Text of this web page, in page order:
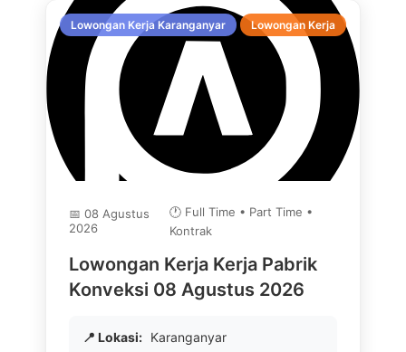
Lowongan Kerja Karanganyar Lowongan Kerja
📅 08 Agustus
2026
🕐 Full Time • Part Time •
Kontrak
Lowongan Kerja Kerja Pabrik
Konveksi 08 Agustus 2026
📍 Lokasi: Karanganyar